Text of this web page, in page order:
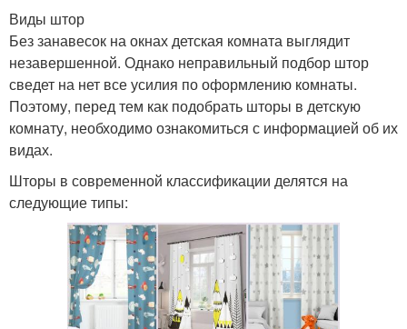
Виды штор
Без занавесок на окнах детская комната выглядит
незавершенной. Однако неправильный подбор штор
сведет на нет все усилия по оформлению комнаты.
Поэтому, перед тем как подобрать шторы в детскую
комнату, необходимо ознакомиться с информацией об их
видах.
Шторы в современной классификации делятся на
следующие типы: